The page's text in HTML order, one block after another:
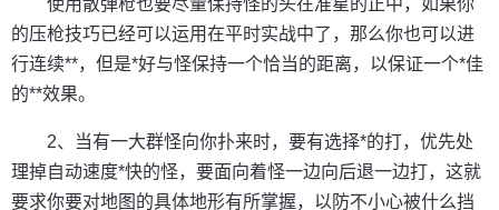
使用散弹枪也要尽量保持怪的头在准星的正中，如果你
的压枪技巧已经可以运用在平时实战中了，那么你也可以进
行连续**，但是*好与怪保持一个恰当的距离，以保证一个*佳
的**效果。
2、当有一大群怪向你扑来时，要有选择*的打，优先处
理掉自动速度*快的怪，要面向着怪一边向后退一边打，这就
要求你要对地图的具体地形有所掌握，以防不小心被什么挡